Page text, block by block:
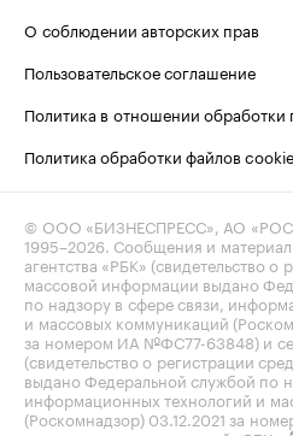
О соблюдении авторских прав
Пользовательское соглашение
Политика в отношении обработки
Политика обработки файлов cookie
© ООО «БИЗНЕСПРЕСС», АО
1995–2026 . Сообщения и
агентства «РБК» (свидетельство о
массовой информации выдано
по надзору в сфере связи,
и массовых коммуникаций
за номером ИА №ФС77-63848) и
(свидетельство о регистрации
выдано Федеральной службой по
информационных технологий и
(Роскомнадзор) 03.12.2021 за